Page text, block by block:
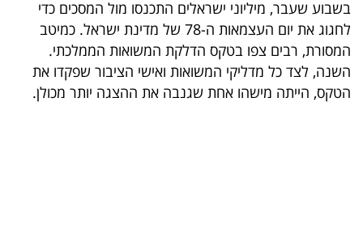
ספורט
קריירה
ולימודים
בשבוע שעבר, מיליוני ישראלים התכנסו מול המסכים כדי
לחגוג את יום העצמאות ה-78 של מדינת ישראל. כמיטב
המסורת, רבים צפו בטקס הדלקת המשואות הממלכתי.
השנה, לצד כל מדליקי המשואות ואישי הציבור שפקדו את
הטקס, הייתה מישהו אחת שגנבה את ההצגה יותר מכולן.